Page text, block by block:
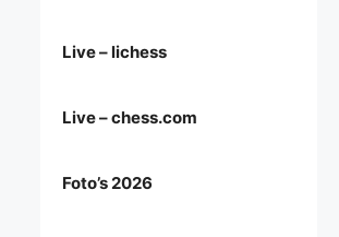
Live – lichess
Live – chess.com
Foto’s 2026